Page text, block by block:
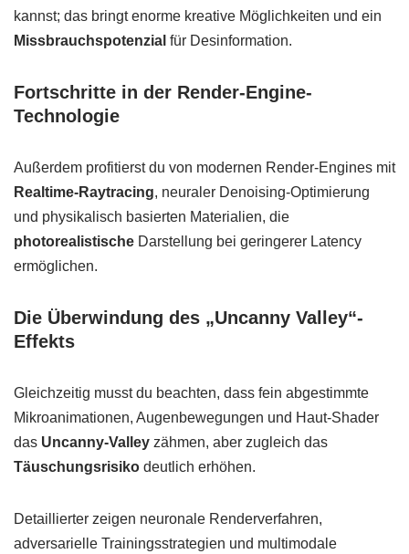
kannst; das bringt enorme kreative Möglichkeiten und ein
Missbrauchspotenzial für Desinformation.
Fortschritte in der Render-Engine-
Technologie
Außerdem profitierst du von modernen Render-Engines mit
Realtime-Raytracing, neuraler Denoising-Optimierung
und physikalisch basierten Materialien, die
photorealistische Darstellung bei geringerer Latency
ermöglichen.
Die Überwindung des „Uncanny Valley“-
Effekts
Gleichzeitig musst du beachten, dass fein abgestimmte
Mikroanimationen, Augenbewegungen und Haut-Shader
das Uncanny-Valley zähmen, aber zugleich das
Täuschungsrisiko deutlich erhöhen.
Detaillierter zeigen neuronale Renderverfahren,
adversarielle Trainingsstrategien und multimodale